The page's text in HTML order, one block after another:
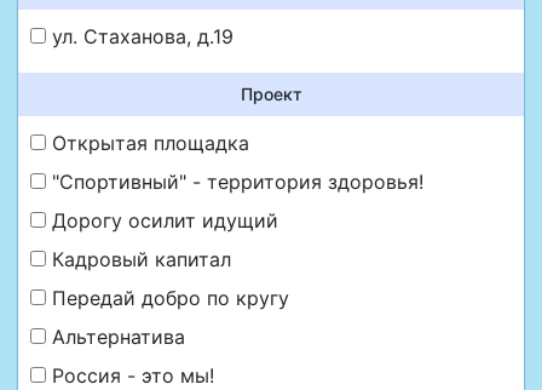
ул. Стаханова, д.19
Проект
Открытая площадка
"Спортивный" - территория здоровья!
Дорогу осилит идущий
Кадровый капитал
Передай добро по кругу
Альтернатива
Россия - это мы!